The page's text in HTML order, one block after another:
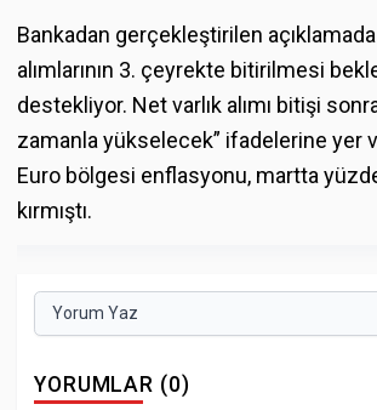
Bankadan gerçekleştirilen açıklamada
alımlarının 3. çeyrekte bitirilmesi
destekliyor. Net varlık alımı bitişi
zamanla yükselecek” ifadelerine yer
Euro bölgesi enflasyonu, martta
kırmıştı.
Yorum Yaz
YORUMLAR (0)